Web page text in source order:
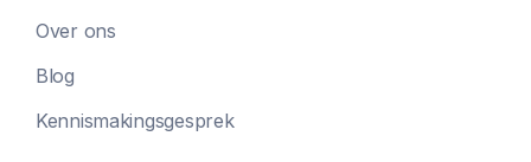
Over ons
Blog
Kennismakingsgesprek